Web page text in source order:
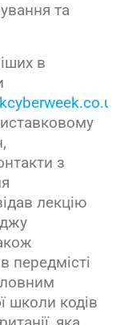
та
в
з
лекцію
передмісті
школи кодів